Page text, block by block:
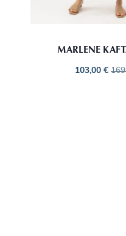
MARLENE
103,00€